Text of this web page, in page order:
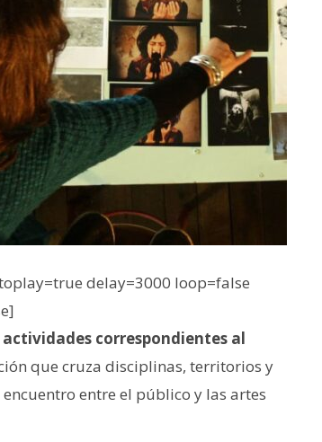
delay=3000 loop=false
correspondientes al
que cruza disciplinas, territorios y
entre el público y las artes